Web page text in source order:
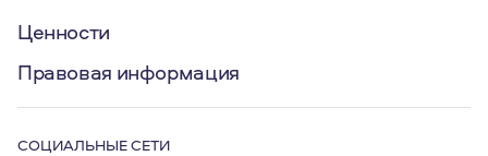
Ценности
Правовая информация
СОЦИАЛЬНЫЕ СЕТИ